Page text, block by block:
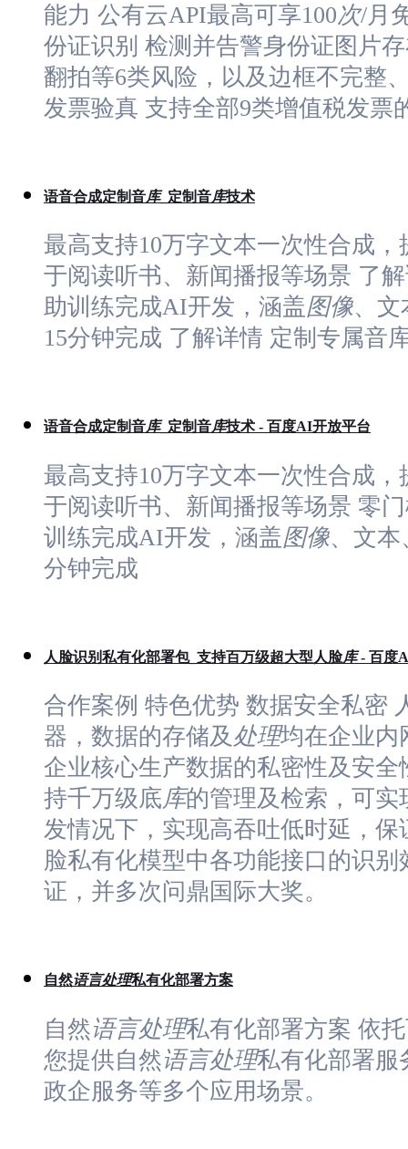
能力 公有云API最高可享100次/月
份证识别 检测并告警身份证图片
翻拍等6类风险，以及边框不完整
发票验真 支持全部9类增值税发票
语音合成定制音库_定制音库技术
最高支持10万字文本一次性合成
于阅读听书、新闻播报等场景 了
助训练完成AI开发，涵盖图像、
15分钟完成 了解详情 定制专属音
语音合成定制音库_定制音库技术 - 百度AI开放平台
最高支持10万字文本一次性合成
于阅读听书、新闻播报等场景 零
训练完成AI开发，涵盖图像、文
分钟完成
人脸识别私有化部署包_支持百万级超大型人脸库- 百度
合作案例 特色优势 数据安全私密
器，数据的存储及 处理均在企业内
企业核心生产数据的私密性及安
持千万级底库的管理及检索，可
发情况下，实现高吞吐低时延，
脸私有化模型中各功能接口的识
证，并多次问鼎国际大奖。
自然语言处理私有化部署方案
自然语言处理私有化部署方案 依
您提供自然语言处理私有化部署服
政企服务等多个应用场景。